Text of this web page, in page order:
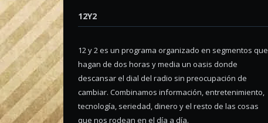
12Y2
12 y 2 es un programa organizado en segmentos que
hagan de dos horas y media un oasis donde
descansar el dial del radio sin preocupación de
cambiar. Combinamos información, entretenimiento,
tecnología, seriedad, dinero y el resto de las cosas
que nos rodean en el día a día.